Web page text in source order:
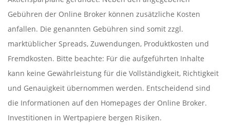
Gebühren der Online Broker können zusätzliche Kosten
anfallen. Die genannten Gebühren sind somit zzgl.
marktüblicher Spreads, Zuwendungen, Produktkosten und
Fremdkosten. Bitte beachte: Für die aufgeführten Inhalte
kann keine Gewährleistung für die Vollständigkeit, Richtigkeit
und Genauigkeit übernommen werden. Entscheidend sind
die Informationen auf den Homepages der Online Broker.
Investitionen in Wertpapiere bergen Risiken.